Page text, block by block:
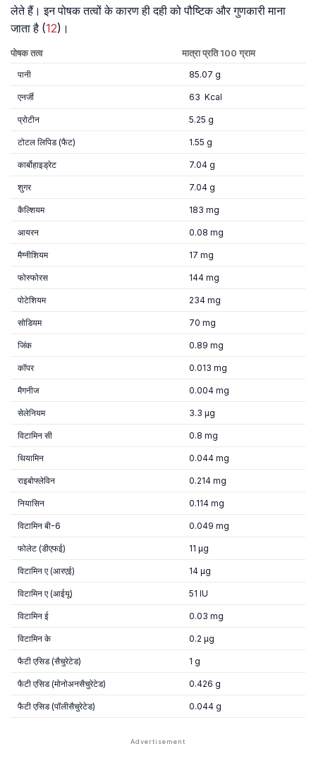
लेते हैं। इन पोषक तत्वों के कारण ही दही को पौष्टिक और गुणकारी माना
जाता है (12)।
पोषक तत्व मात्रा प्रति100 ग्राम
पानी 85.07 g
एनर्जी 63 Kcal
प्रोटीन 5.25 g
टोटल लिपिड (फैट) 1.55 g
कार्बोहाइड्रेट 7.04 g
शुगर 7.04 g
कैल्शियम 183 mg
आयरन 0.08 mg
मैग्नीशियम 17 mg
फोस्फोरस 144 mg
पोटेशियम 234 mg
सोडियम 70 mg
जिंक 0.89 mg
कॉपर 0.013 mg
मैगनीज 0.004 mg
सेलेनियम 3.3 µg
विटामिन सी 0.8 mg
थियामिन 0.044 mg
राइबोफ्लेविन 0.214 mg
नियासिन 0.114 mg
विटामिन बी-6 0.049 mg
फोलेट (डीएफई) 11 µg
विटामिन ए (आरएई) 14 µg
विटामिन ए (आईयू) 51 IU
विटामिन ई 0.03 mg
विटामिन के 0.2 µg
फैटी एसिड (सैचुरेटेड) 1 g
फैटी एसिड (मोनोअनसैचुरेटेड) 0.426 g
फैटी एसिड (पॉलीसैचुरेटेड) 0.044 g